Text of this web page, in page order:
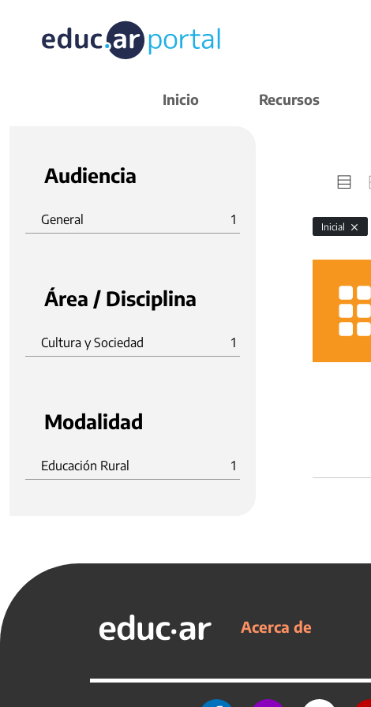
Inicio Recursos
Audiencia
General 1
Área / Disciplina
Cultura y Sociedad 1
Modalidad
Educación Rural 1
Inicial
Acerca de